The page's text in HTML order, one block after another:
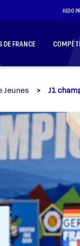
JUDO
DE FRANCE
Jeunes J1